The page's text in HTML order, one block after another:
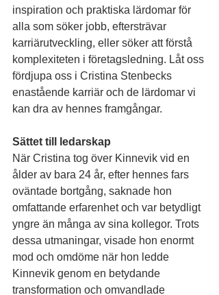
inspiration och praktiska lärdomar för
alla som söker jobb, eftersträvar
karriärutveckling, eller söker att förstå
komplexiteten i företagsledning. Låt oss
fördjupa oss i Cristina Stenbecks
enastående karriär och de lärdomar vi
kan dra av hennes framgångar.
Sättet till ledarskap
När Cristina tog över Kinnevik vid en
ålder av bara 24 år, efter hennes fars
oväntade bortgång, saknade hon
omfattande erfarenhet och var betydligt
yngre än många av sina kollegor. Trots
dessa utmaningar, visade hon enormt
mod och omdöme när hon ledde
Kinnevik genom en betydande
transformation och omvandlade